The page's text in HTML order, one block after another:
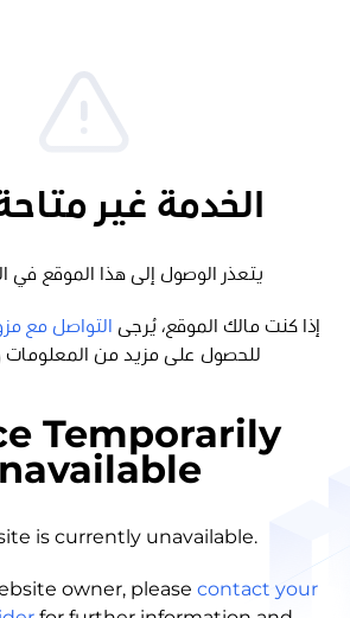
الخدمة غير
يتعذر الوصول إلى هذا الموقع في
إذا كنت مالك الموقع، يُرجى
التواصل مع
للحصول على مزيد من المعلومات
Temporarily
is currently unavailable.
owner, please contact your